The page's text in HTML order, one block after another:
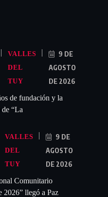
VALLES
DEL
TUY
9 DE
AGOSTO
DE 2026
de fundación y la
“La
VALLES
DEL
TUY
9 DE
AGOSTO
DE 2026
Comunitario
2026” llegó a Paz